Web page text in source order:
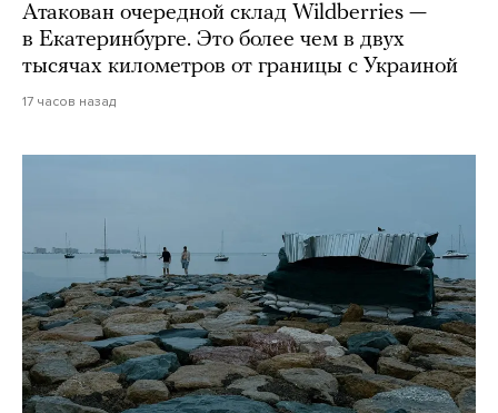
Атакован очередной склад Wildberries —
в Екатеринбурге. Это более чем в двух
тысячах километров от границы с Украиной
17 часов назад